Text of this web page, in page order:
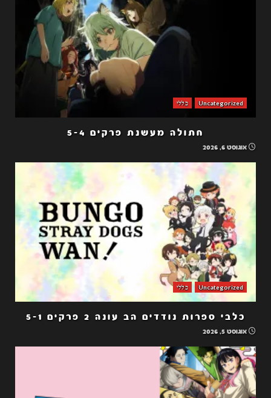
Uncategorized כללי
חתולה מעשנת פרקים 5-4
אוגוסט 6, 2026
Uncategorized כללי
כלבי ספרות נודדים הב עונה 2 פרקים 5-1
אוגוסט 5, 2026